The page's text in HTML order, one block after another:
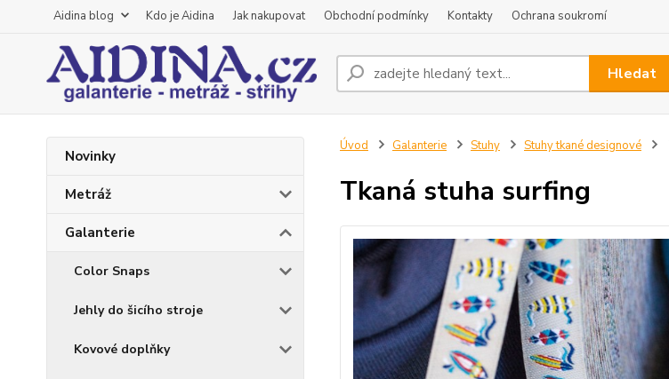
Aidina blog Kdo je Aidina Jak nakupovat Obchodní podmínky Kontakty Ochrana soukromí
Hledat
Novinky
Metráž
Galanterie
Color Snaps
Jehly do šicího stroje
Kovové doplňky
Úvod Galanterie Stuhy Stuhy tkané designové
Tkaná stuha surfing